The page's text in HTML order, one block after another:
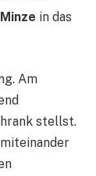
Minze in das
Am
stellst.